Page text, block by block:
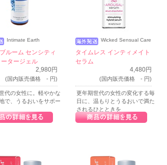
Intimate Earth
ルーム センシティ
ータージェル
2,980円
(国内販売価格 - 円)
代の女性に。軽やかな
で、うるおいをサポー
Wicked Sensual Care
タイムレス インティメイト
セラム
4,480円
(国内販売価格 - 円)
更年期世代の女性の変化する毎
日に、温もりとうるおいで満た
されるひとときを